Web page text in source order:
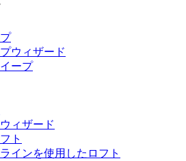
ウィザード
ープ
ィザード
ト
インを使用したロフト